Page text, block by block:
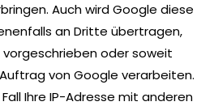
Auch wird Google diese
an Dritte übertragen,
oder soweit
von Google verarbeiten.
Ihre IP-Adresse mit anderen